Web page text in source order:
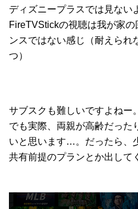
ディズニープラスでは見ない
FireTVStickの視聴は我が家
ンスではない感じ（耐えられ
つ）
サブスクも難しいですよねー。
でも実際、両親が高齢だった
いと思います…。だったら、
共有前提のプランとか出して